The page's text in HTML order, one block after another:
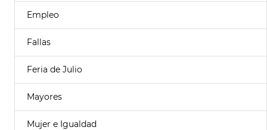
Empleo
Fallas
Feria de Julio
Mayores
Mujer e Igualdad